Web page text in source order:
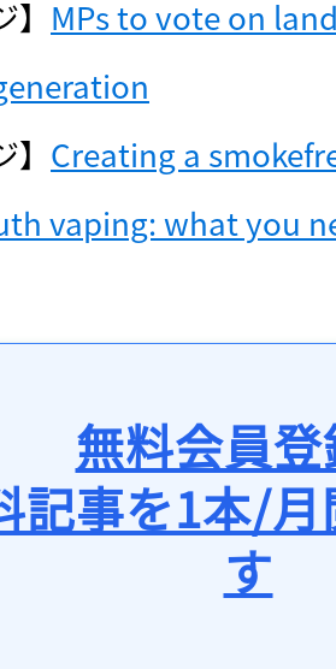
MPs to vote on
Creating a
vaping: what you
無料会員
記事を1本/
す